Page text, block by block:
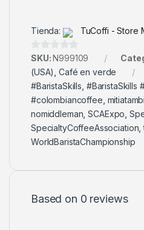
Tienda: TuCoffi - Store
0
d
e
5
SKU:N999109
(USA) ,Café en verde
#BaristaSkills #BaristaSkills
#colombiancoffee
nomiddleman ,SCAExpo
SpecialtyCoffeeAssociation ,
WorldBaristaChampionship
Based on 0 reviews